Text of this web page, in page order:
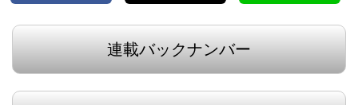
連載バックナンバー